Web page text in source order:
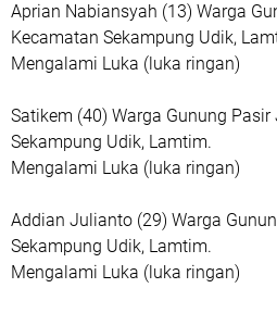
Aprian Nabiansyah (13) Warga
Kecamatan Sekampung Udik,
Mengalami Luka (luka ringan)
Satikem (40) Warga Gunung
Sekampung Udik, Lamtim.
Mengalami Luka (luka ringan)
Addian Julianto (29) Warga
Sekampung Udik, Lamtim.
Mengalami Luka (luka ringan)